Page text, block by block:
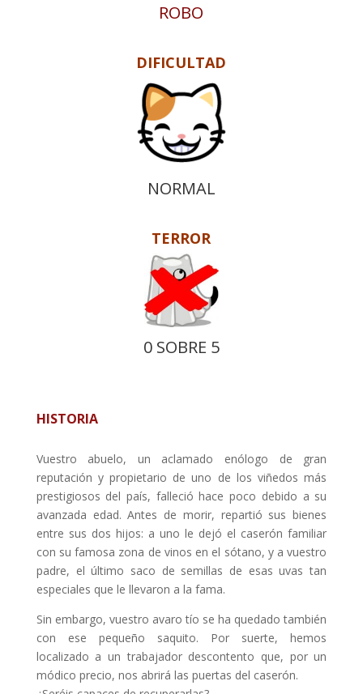
ROBO
DIFICULTAD
NORMAL
TERROR
0 SOBRE 5
HISTORIA
Vuestro abuelo, un aclamado enólogo de gran
reputación y propietario de uno de los viñedos más
prestigiosos del país, falleció hace poco debido a su
avanzada edad. Antes de morir, repartió sus bienes
entre sus dos hijos: a uno le dejó el caserón familiar
con su famosa zona de vinos en el sótano, y a vuestro
padre, el último saco de semillas de esas uvas tan
especiales que le llevaron a la fama.
Sin embargo, vuestro avaro tío se ha quedado también
con ese pequeño saquito. Por suerte, hemos
localizado a un trabajador descontento que, por un
módico precio, nos abrirá las puertas del caserón.